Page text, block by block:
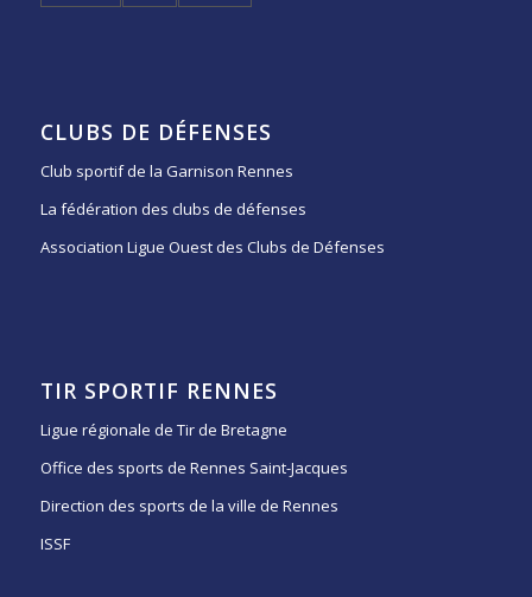
CLUBS DE DÉFENSES
Club sportif de la Garnison Rennes
La fédération des clubs de défenses
Association Ligue Ouest des Clubs de Défenses
TIR SPORTIF RENNES
Ligue régionale de Tir de Bretagne
Office des sports de Rennes Saint-Jacques
Direction des sports de la ville de Rennes
ISSF